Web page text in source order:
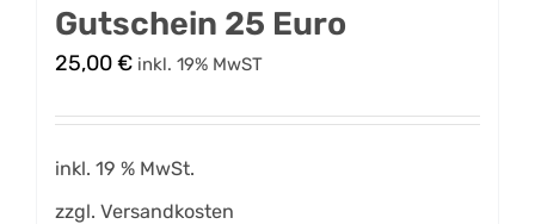
Gutschein 25 Euro
25,00€ inkl. 19% MwST
inkl. 19 % MwSt.
zzgl. Versandkosten